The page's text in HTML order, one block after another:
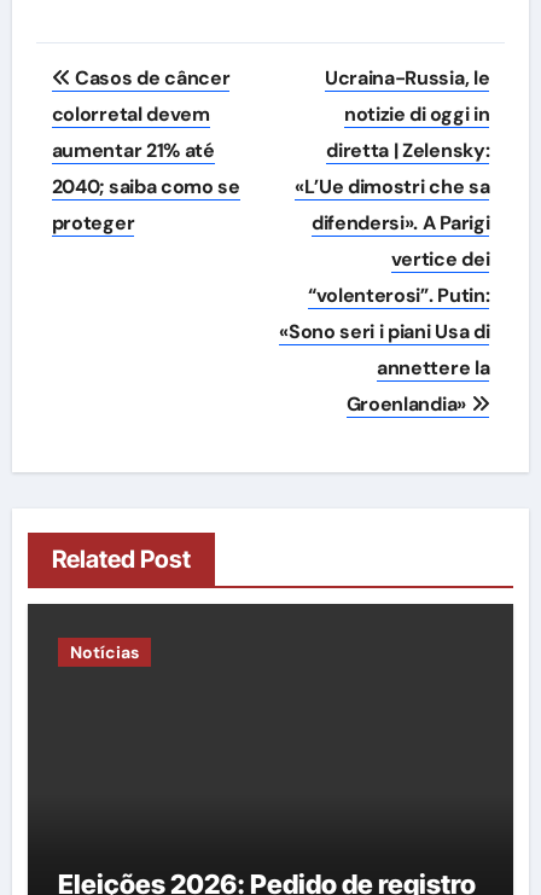
Navegação
de
Post
Casos de câncer
colorretal devem
aumentar 21% até
2040; saiba como se
proteger
Ucraina-Russia, le
notizie di oggi in
diretta | Zelensky:
«L’Ue dimostri che sa
difendersi». A Parigi
vertice dei
“volenterosi”. Putin:
«Sono seri i piani Usa di
annettere la
Groenlandia»
Related Post
Notícias
Eleições 2026: Pedido de registro